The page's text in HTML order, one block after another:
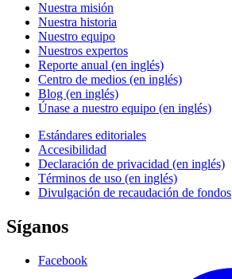
Nuestra misión
Nuestra historia
Nuestro equipo
Nuestros expertos
Reporte anual (en inglés)
Centro de medios (en inglés)
Blog (en inglés)
Únase a nuestro equipo (en inglés)
Estándares editoriales
Accesibilidad
Declaración de privacidad (en inglés)
Términos de uso (en inglés)
Divulgación de recaudación de fondos
Síganos
Facebook